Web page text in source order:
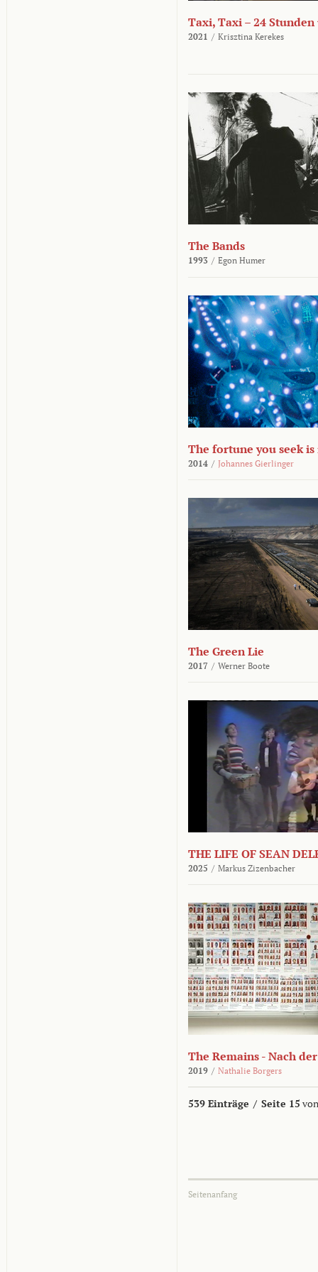
Taxi, Taxi – 24
2021 / Krisztina Kerekes
The Bands
1993 / Egon Humer
The fortune you seek
2014 / Johannes Gierlinger
The Green Lie
2017 / Werner Boote
THE LIFE OF SEAN
2025 / Markus Zizenbacher
The Remains - Nach
2019 / Nathalie Borgers
539 Einträge / Seite 15
Seitenanfang